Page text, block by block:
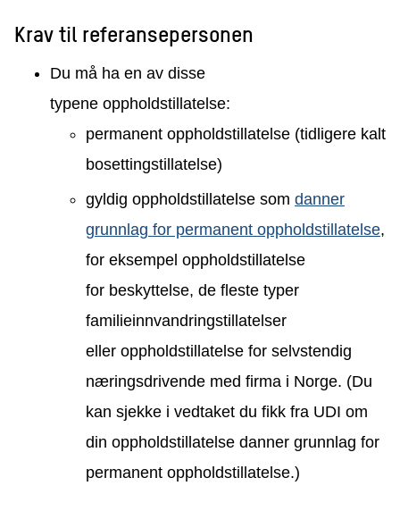
Krav til referansepersonen
Du må ha en av disse
typene oppholdstillatelse:
permanent oppholdstillatelse (tidligere kalt
bosettingstillatelse)
gyldig oppholdstillatelse som danner
grunnlag for permanent oppholdstillatelse,
for eksempel oppholdstillatelse
for beskyttelse, de fleste typer
familieinnvandringstillatelser
eller oppholdstillatelse for selvstendig
næringsdrivende med firma i Norge. (Du
kan sjekke i vedtaket du fikk fra UDI om
din oppholdstillatelse danner grunnlag for
permanent oppholdstillatelse.)